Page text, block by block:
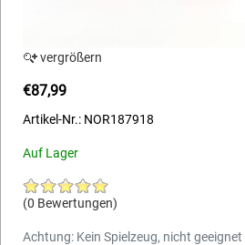
vergrößern
€87,99
Artikel-Nr.: NOR187918
Auf Lager
(0 Bewertungen)
Achtung: Kein Spielzeug, nicht geeignet